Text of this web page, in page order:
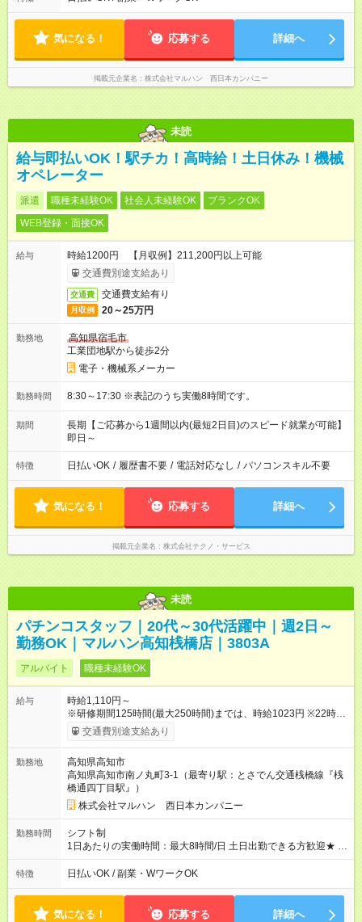
気になる！ 応募する 詳細へ
掲載元企業名 株式会社マルハン 西日本カンパニー
未読
給与即払いOK！駅チカ！高時給！土日休み！機械
オペレーター
派遣 職種未経験OK 社会人未経験OK
ブランクOK
WEB登録・面接OK
給与
時給1200円 【月収例】211,200円以上可能
交通費別途支給あり
交通費 交通費支給有り
月収例 20～25万円
勤務地
高知県宿毛市
工業団地駅から徒歩2分
電子・機械系メーカー
勤務時間 8:30～17:30 ※表記のうち実働8時間です。
期間
長期【ご応募から1週間以内(最短2日目)のスピード就業が可能】
即日～
特徴 日払いOK / 履歴書不要 / 電話対応なし / パソコンスキル不要
気になる！ 応募する 詳細へ
掲載元企業名 株式会社テクノ・サービス
未読
パチンコスタッフ｜20代～30代活躍中｜週2日～
勤務OK｜マルハン高知桟橋店｜3803A
アルバイト 職種未経験OK
給与
時給1,110円～
※研修期間125時間(最大250時間)までは、時給1023円 ※22時以
降時給25％ＵＰ 【試用期間】試用期間なし
交通費別途支給あり
勤務地
高知県高知市
高知県高知市南ノ丸町3-1（最寄り駅：とさでん交通桟橋線『桟
橋通四丁目駅』）
株式会社マルハン 西日本カンパニー
勤務時間
シフト制
1日あたりの実働時間：最大8時間/日 土日出勤できる方歓迎★ 募
集時間帯：8:00-16:30/16:00-24:30 週2日、1日4時間0分から勤
務OK！ 詳しくは下記お問い合わせ電話番号へご連絡ください。
特徴 日払いOK / 副業・WワークOK
気になる！ 応募する 詳細へ